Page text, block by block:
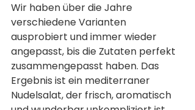
Wir haben über die Jahre
verschiedene Varianten
ausprobiert und immer wieder
angepasst, bis die Zutaten perfekt
zusammengepasst haben. Das
Ergebnis ist ein mediterraner
Nudelsalat, der frisch, aromatisch